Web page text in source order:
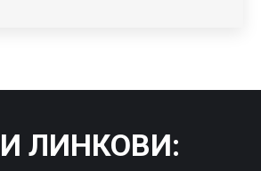
ЛИНКОВИ: